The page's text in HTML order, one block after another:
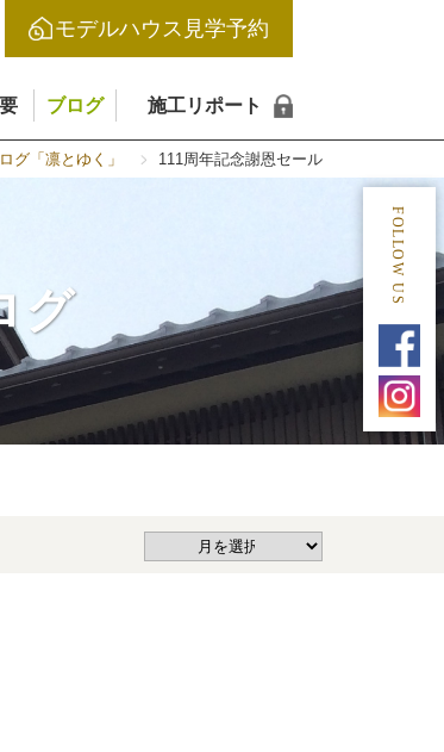
モデルハウス見学予約
ブログ 施工リポート
FOLLOW US
グ「凛とゆく」 111周年記念謝恩セール
グ